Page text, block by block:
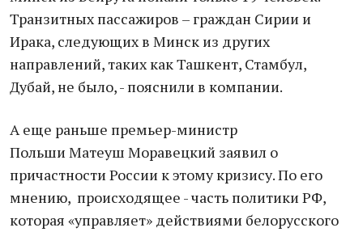
Транзитных пассажиров – граждан Сирии и
Ирака, следующих в Минск из других
направлений, таких как Ташкент, Стамбул,
Дубай, не было, - пояснили в компании.
А еще раньше премьер-министр
Польши Матеуш Моравецкий заявил о
причастности России к этому кризису. По его
мнению, происходящее - часть политики РФ,
которая «управляет» действиями белорусского